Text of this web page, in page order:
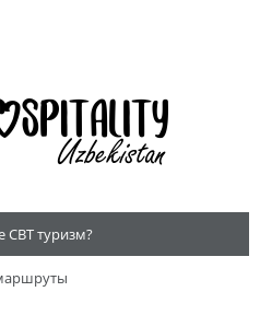
CBT туризм?